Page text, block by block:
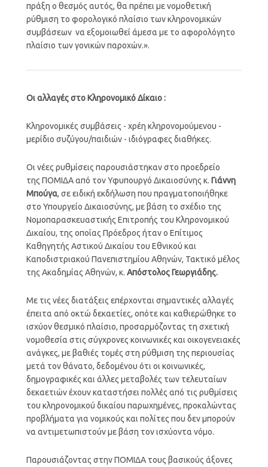
πράξη ο θεσμός αυτός, θα πρέπει με νομοθετική
ρύθμιση το φορολογικό πλαίσιο των κληρονομικών
συμβάσεων να εξομοιωθεί άμεσα με το αφορολόγητο
πλαίσιο των γονικών παροχών.».
Οι αλλαγές στο Κληρονομικό Δίκαιο :
Κληρονομικές συμβάσεις - χρέη κληρονομούμενου -
μερίδιο συζύγου/παιδιών - ιδιόγραφες διαθήκες.
Οι νέες ρυθμίσεις παρουσιάστηκαν στο προεδρείο
της ΠΟΜΙΔΑ από τον Υφυπουργό Δικαιοσύνης κ. Γιάννη
Μπούγα, σε ειδική εκδήλωση που πραγματοποιήθηκε
στο Υπουργείο Δικαιοσύνης, με βάση το σχέδιο της
Νομοπαρασκευαστικής Επιτροπής του Κληρονομικού
Δικαίου, της οποίας Πρόεδρος ήταν ο Επίτιμος
Καθηγητής Αστικού Δικαίου του Εθνικού και
Καποδιστριακού Πανεπιστημίου Αθηνών, Τακτικό μέλος
της Ακαδημίας Αθηνών, κ. Απόστολος Γεωργιάδης.
Με τις νέες διατάξεις επέρχονται σημαντικές αλλαγές
έπειτα από οκτώ δεκαετίες, οπότε και καθιερώθηκε το
ισχύον θεσμικό πλαίσιο, προσαρμόζοντας τη σχετική
νομοθεσία στις σύγχρονες κοινωνικές και οικογενειακές
ανάγκες, με βαθιές τομές στη ρύθμιση της περιουσίας
μετά τον θάνατο, δεδομένου ότι οι κοινωνικές,
δημογραφικές και άλλες μεταβολές των τελευταίων
δεκαετιών έχουν καταστήσει πολλές από τις ρυθμίσεις
του κληρονομικού δικαίου παρωχημένες, προκαλώντας
προβλήματα για νομικούς και πολίτες που δεν μπορούν
να αντιμετωπιστούν με βάση τον ισχύοντα νόμο.
Παρουσιάζοντας στην ΠΟΜΙΔΑ τους βασικούς άξονες